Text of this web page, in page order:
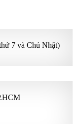
7 và Chủ Nhật)